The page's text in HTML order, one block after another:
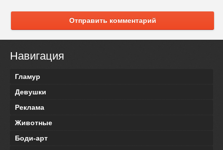
Отправить комментарий
Навигация
Гламур
Девушки
Реклама
Животные
Боди-арт